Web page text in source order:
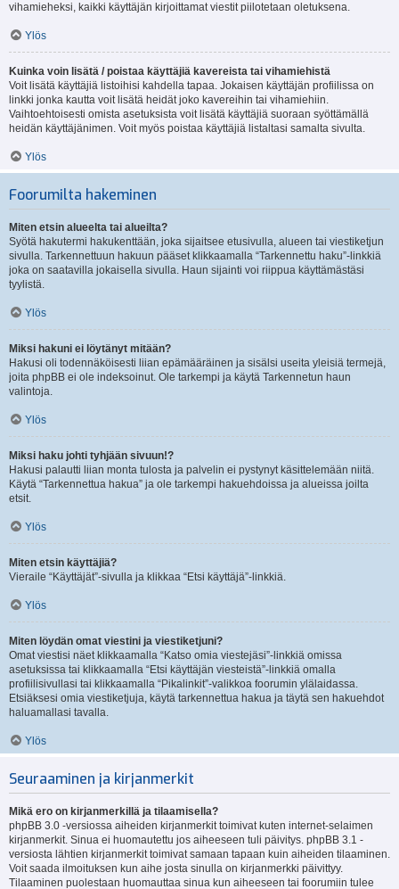
vihamieheksi, kaikki käyttäjän kirjoittamat viestit piilotetaan oletuksena.
Ylös
Kuinka voin lisätä / poistaa käyttäjiä kavereista tai vihamiehistä
Voit lisätä käyttäjiä listoihisi kahdella tapaa. Jokaisen käyttäjän profiilissa on
linkki jonka kautta voit lisätä heidät joko kavereihin tai vihamiehiin.
Vaihtoehtoisesti omista asetuksista voit lisätä käyttäjiä suoraan syöttämällä
heidän käyttäjänimen. Voit myös poistaa käyttäjiä listaltasi samalta sivulta.
Ylös
Foorumilta hakeminen
Miten etsin alueelta tai alueilta?
Syötä hakutermi hakukenttään, joka sijaitsee etusivulla, alueen tai viestiketjun
sivulla. Tarkennettuun hakuun pääset klikkaamalla “Tarkennettu haku”-linkkiä
joka on saatavilla jokaisella sivulla. Haun sijainti voi riippua käyttämästäsi
tyylistä.
Ylös
Miksi hakuni ei löytänyt mitään?
Hakusi oli todennäköisesti liian epämääräinen ja sisälsi useita yleisiä termejä,
joita phpBB ei ole indeksoinut. Ole tarkempi ja käytä Tarkennetun haun
valintoja.
Ylös
Miksi haku johti tyhjään sivuun!?
Hakusi palautti liian monta tulosta ja palvelin ei pystynyt käsittelemään niitä.
Käytä “Tarkennettua hakua” ja ole tarkempi hakuehdoissa ja alueissa joilta
etsit.
Ylös
Miten etsin käyttäjiä?
Vieraile “Käyttäjät”-sivulla ja klikkaa “Etsi käyttäjä”-linkkiä.
Ylös
Miten löydän omat viestini ja viestiketjuni?
Omat viestisi näet klikkaamalla “Katso omia viestejäsi”-linkkiä omissa
asetuksissa tai klikkaamalla “Etsi käyttäjän viesteistä”-linkkiä omalla
profiilisivullasi tai klikkaamalla “Pikalinkit”-valikkoa foorumin ylälaidassa.
Etsiäksesi omia viestiketjuja, käytä tarkennettua hakua ja täytä sen hakuehdot
haluamallasi tavalla.
Ylös
Seuraaminen ja kirjanmerkit
Mikä ero on kirjanmerkillä ja tilaamisella?
phpBB 3.0 -versiossa aiheiden kirjanmerkit toimivat kuten internet-selaimen
kirjanmerkit. Sinua ei huomautettu jos aiheeseen tuli päivitys. phpBB 3.1 -
versiosta lähtien kirjanmerkit toimivat samaan tapaan kuin aiheiden tilaaminen.
Voit saada ilmoituksen kun aihe josta sinulla on kirjanmerkki päivittyy.
Tilaaminen puolestaan huomauttaa sinua kun aiheeseen tai foorumiin tulee